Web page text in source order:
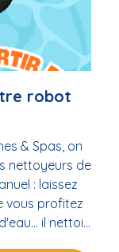
robot
& Spas, on
nettoyeurs de
: laissez
vous profitez
il nettoie